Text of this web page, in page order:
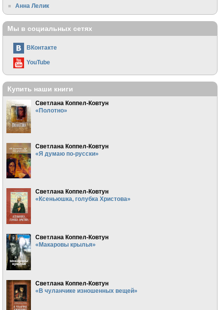
Анна Лелик
Мы в социальных сетях
ВКонтакте
YouTube
Купить наши книги
Светлана Коппел-Ковтун
«Полотно»
Светлана Коппел-Ковтун
«Я думаю по-русски»
Светлана Коппел-Ковтун
«Ксеньюшка, голубка Христова»
Светлана Коппел-Ковтун
«Макаровы крылья»
Светлана Коппел-Ковтун
«В чуланчике изношенных вещей»